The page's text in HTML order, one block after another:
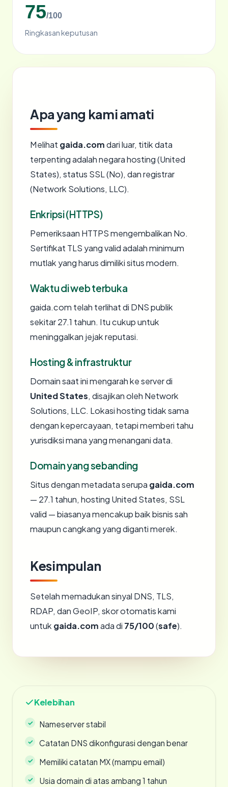
75/100
Ringkasan keputusan
Apa yang kami amati
Melihat gaida.comdari luar, titik data
terpenting adalah negara hosting (United
States), status SSL (No), dan registrar
(Network Solutions, LLC).
Enkripsi (HTTPS)
Pemeriksaan HTTPS mengembalikan No.
Sertifikat TLS yang valid adalah minimum
mutlak yang harus dimiliki situs modern.
Waktu di web terbuka
gaida.com telah terlihat di DNS publik
sekitar 27.1 tahun. Itu cukup untuk
meninggalkan jejak reputasi.
Hosting & infrastruktur
Domain saat ini mengarah ke server di
United States, disajikan oleh Network
Solutions, LLC. Lokasi hosting tidak sama
dengan kepercayaan, tetapi memberi tahu
yurisdiksi mana yang menangani data.
Domain yang sebanding
Situs dengan metadata serupa gaida.com
— 27.1 tahun, hosting United States, SSL
valid — biasanya mencakup baik bisnis sah
maupun cangkang yang diganti merek.
Kesimpulan
Setelah memadukan sinyal DNS, TLS,
RDAP, dan GeoIP, skor otomatis kami
untuk gaida.comada di 75/100(safe).
Kelebihan
Nameserver stabil
Catatan DNS dikonfigurasi dengan benar
Memiliki catatan MX (mampu email)
Usia domain di atas ambang 1 tahun